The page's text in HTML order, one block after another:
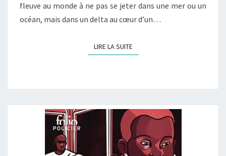
fleuve au monde à ne pas se jeter dans une mer ou un
océan, mais dans un delta au cœur d’un…
LIRE LA SUITELIRE LA SUITE